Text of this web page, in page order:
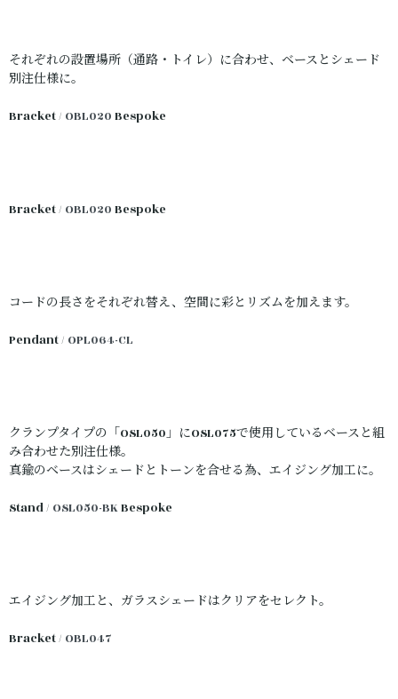
それぞれの設置場所（通路・トイレ）に合わせ、ベースとシェード
別注仕様に。
Bracket / OBL020 Bespoke
Bracket / OBL020 Bespoke
コードの長さをそれぞれ替え、空間に彩とリズムを加えます。
Pendant / OPL064-CL
クランプタイプの「OSL050」にOSL075で使用しているベースと組
み合わせた別注仕様。
真鍮のベースはシェードとトーンを合せる為、エイジング加工に。
Stand / OSL050-BKBespoke
エイジング加工と、ガラスシェードはクリアをセレクト。
Bracket / OBL047